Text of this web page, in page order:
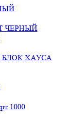
ЧЕРНЫЙ
БЛОК ХАУСА
1000